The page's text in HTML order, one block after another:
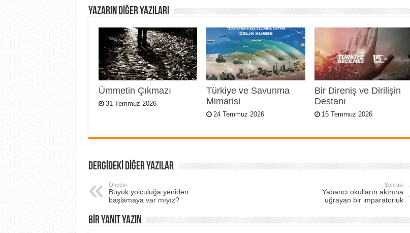
YAZARIN DIĞER YAZILARI
Ümmetin Çıkmazı
31 Temmuz 2026
Türkiye ve Savunma
Mimarisi
24 Temmuz 2026
Bir Direniş ve Dirilişin
Destanı
15 Temmuz 2026
DERGİDEKİ DİĞER YAZILAR
Önceki
Büyük yolculuğa yeniden
başlamaya var mıyız?
Sonraki
Yabancı okulların akınına
uğrayan bir imparatorluk
BIR YANIT YAZIN